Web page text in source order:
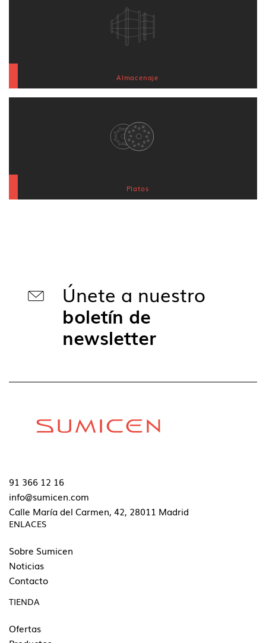
Almacenaje
Platos
Únete a nuestro
boletín de
newsletter
91 366 12 16
info@sumicen.com
Calle María del Carmen, 42, 28011 Madrid
ENLACES
Sobre Sumicen
Noticias
Contacto
TIENDA
Ofertas